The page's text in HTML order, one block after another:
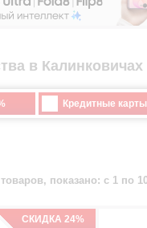
в Калинковичах
Кредитные
товаров, показано: с 1 по
СКИДКА 24%